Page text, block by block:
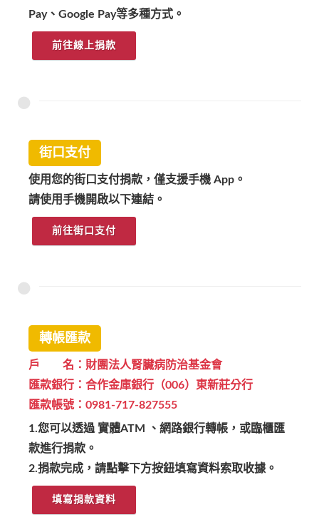
Pay、Google Pay等多種方式。
前往線上捐款
街口支付
使用您的街口支付捐款，僅支援手機 App。
請使用手機開啟以下連結。
前往街口支付
轉帳匯款
戶 名：財團法人腎臟病防治基金會
匯款銀行：合作金庫銀行（006）東新莊分行
匯款帳號：0981-717-827555
1.您可以透過 實體ATM 、網路銀行轉帳，或臨櫃匯
款進行捐款。
2.捐款完成，請點擊下方按鈕填寫資料索取收據。
填寫捐款資料